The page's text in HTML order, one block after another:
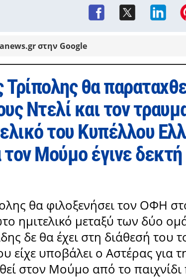
στην Google
θα
Ντελί και τον
του Κυπέλλου
Μούμο έγινε δεκτή
θα φιλοξενήσει τον ΟΦΗ
ημιτελικό μεταξύ των δύο
δε θα έχει στη διάθεσή του
είχε υποβάλει ο Αστέρας για
στον Μούμο από το